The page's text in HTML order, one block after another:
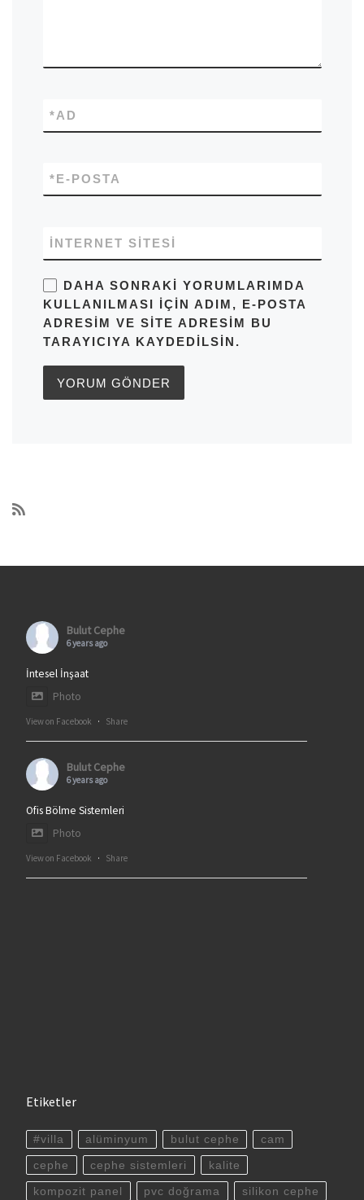
AD
*
E-POSTA
*
İNTERNET SITESI
DAHA SONRAKI YORUMLARIMDA
KULLANILMASI IÇIN ADIM, E-POSTA
ADRESIM VE SITE ADRESIM BU
TARAYICIYA KAYDEDILSIN.
Bulut Cephe
6 years ago
İntesel İnşaat
Photo
View on Facebook · Share
Bulut Cephe
6 years ago
Ofis Bölme Sistemleri
Photo
View on Facebook · Share
Etiketler
#villa alüminyum bulut cephe cam
cephe cephe sistemleri kalite
kompozit panel pvc doğrama silikon cephe